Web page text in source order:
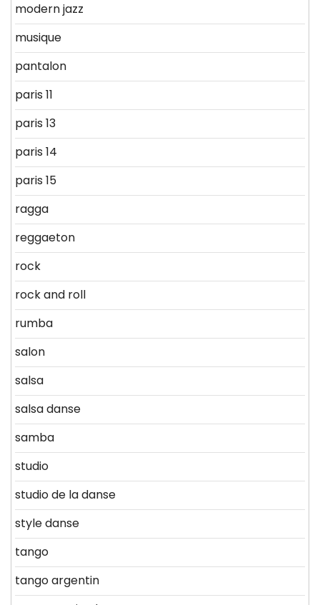
modern jazz
musique
pantalon
paris 11
paris 13
paris 14
paris 15
ragga
reggaeton
rock
rock and roll
rumba
salon
salsa
salsa danse
samba
studio
studio de la danse
style danse
tango
tango argentin